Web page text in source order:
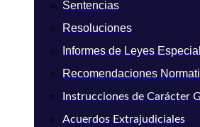
Sentencias
Resoluciones
Informes de Leyes
Recomendaciones
Instrucciones de Carácter
Acuerdos Extrajudiciales